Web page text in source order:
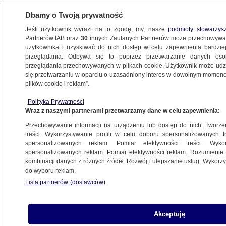
WARSZAWA
NAJNOWSZE
w wyborach i przedstawia trzy priorytety
14.02.2024, 11:00
Udostępnij
Dbamy o Twoją prywatność
Jeśli użytkownik wyrazi na to zgodę, my, naszepodmioty
Partnerów IAB oraz30 innych Zaufanych Partnerów może
użytkownika i uzyskiwać do nich dostęp w celu zapewnienia
przeglądania. Odbywa się to poprzez przetwarzanie danych
przeglądania przechowywanych w plikach cookie. Użytkownik może
się przetwarzaniu w oparciu o uzasadniony interes w dowolnym
plików cookie i reklam”.
Polityka Prywatności
Wraz z naszymi partnerami przetwarzamy dane w celu zapewnienia:
Przechowywanie informacji na urządzeniu lub dostęp do nich.
treści. Wykorzystywanie profili w celu doboru spersonalizowanych
spersonalizowanych reklam. Pomiar efektywności treści.
spersonalizowanych reklam. Pomiar efektywności reklam.
kombinacji danych z różnych źródeł. Rozwój i ulepszanie usług.
do wyboru reklam.
Lista partnerów (dostawców)
Akceptuję